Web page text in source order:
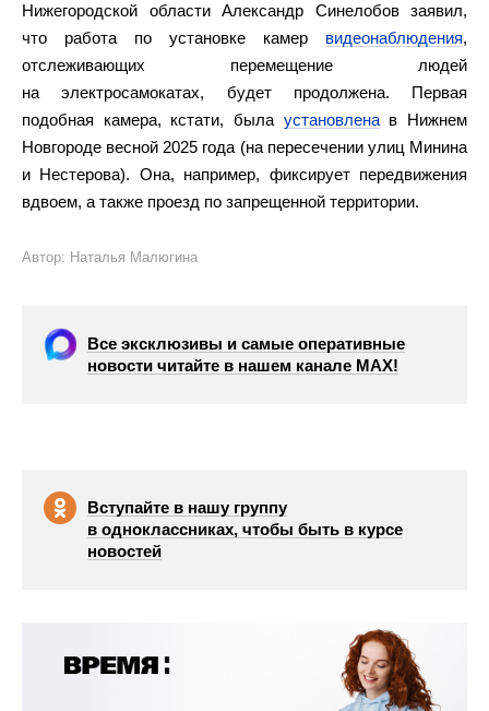
Нижегородской области Александр Синелобов заявил,
что работа по установке камер видеонаблюдения,
отслеживающих перемещение людей
на электросамокатах, будет продолжена. Первая
подобная камера, кстати, была установленав Нижнем
Новгороде весной 2025 года (на пересечении улиц Минина
и Нестерова). Она, например, фиксирует передвижения
вдвоем, а также проезд по запрещенной территории.
Автор: Наталья Малюгина
Все эксклюзивы и самые оперативные
новости читайте в нашем канале МАХ!
Вступайте в нашу группу
в одноклассниках, чтобы быть в курсе
новостей